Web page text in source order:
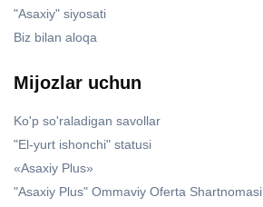
"Asaxiy" siyosati
Biz bilan aloqa
Mijozlar uchun
Ko'p so'raladigan savollar
"El-yurt ishonchi" statusi
«Asaxiy Plus»
"Asaxiy Plus" Ommaviy Oferta Shartnomasi